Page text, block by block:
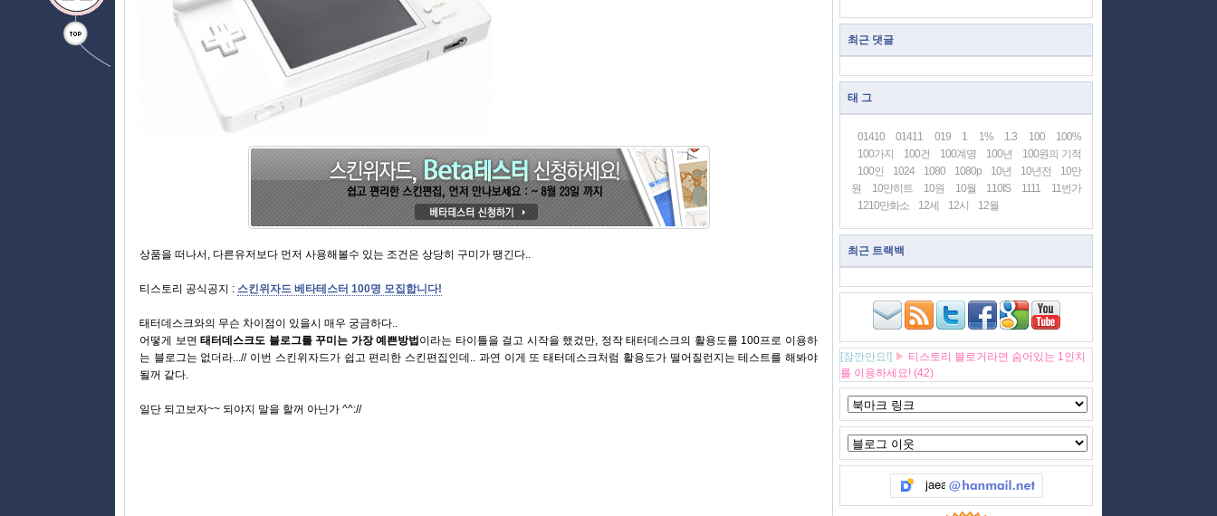
상품을 떠나서, 다른유저보다 먼저 사용해볼수 있는 조건은 상당히 구미가 땡긴다..
티스토리 공식공지 : 스킨위자드 베타테스터 100명 모집합니다!
태터데스크와의 무슨 차이점이 있을시 매우 궁금하다..
어떻게 보면태터데스크도 블로그를 꾸미는 가장 예쁜방법 이라는 타이틀을 걸고 시작을 했겄만, 정작 태터데스크의 활용도를 100프로 이용하
는 블로그는 없더라...// 이번 스킨위자드가 쉽고 편리한 스킨편집인데.. 과연 이게 또 태터데스크처럼 활용도가 떨어질런지는 테스트를 해봐야
될꺼 같다.
일단 되고보자~~ 되야지 말을 할꺼 아닌가 ^^://
최근 댓글
태 그
01410 01411 019 1 1% 1.3 100
100%
100가지
100건 100계명 100년
100원의 기적
100인
1024 1080 1080p 10년 10년전
10만
원
10만히트 10원 10월 110IS 1111
11번가
1210만화소
12세 12시 12월
최근 트랙백
[잠깐만요!] ▶ 티스토리 블로거라면 숨어있는 1인치
를 이용하세요! (42)